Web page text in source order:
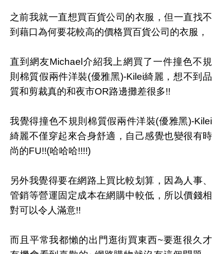
之前我就一直想買百貨公司的衣服，但一直找不
到藉口為何要花較高的價格買百貨公司的衣服，
直到網友Michael介紹我上網買了一件撞色不規
則棉質假兩件洋裝(優雅黑)-Kilei綺麗，想不到品
質和剪裁真的和夜市OR路邊攤差很多!!
我覺得撞色不規則棉質假兩件洋裝(優雅黑)-Kilei
綺麗不僅穿起來合身舒適，自己感覺也變很有時
尚的FU!!(哈哈哈!!!!)
另外我覺得要在網路上買比較划算，因為人事、
管銷等營運固定成本在網購中較低，所以價錢相
對可以令人滿意!!
而且平常我都懶的出門逛街買東西~要逛很久才